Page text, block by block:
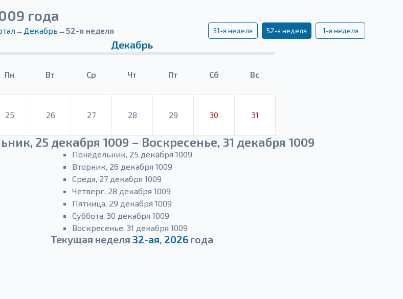
года
→ Декабрь →52-я неделя 51-я неделя 52-я неделя 1-я неделя
Декабрь
Пн Вт Ср Чт Пт Сб Вс
25 26 27 28 29 30 31
25 декабря 1009 – Воскресенье, 31 декабря 1009
Понедельник, 25 декабря 1009
Вторник, 26 декабря 1009
Среда, 27 декабря 1009
Четверг, 28 декабря 1009
Пятница, 29 декабря 1009
Суббота, 30 декабря 1009
Воскресенье, 31 декабря 1009
Текущая неделя 32-ая, 2026 года